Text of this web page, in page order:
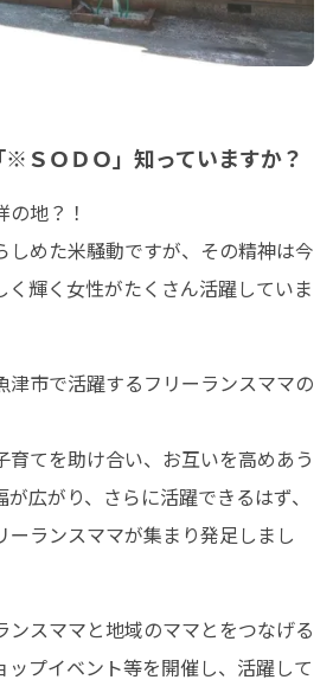
※ＳＯＤＯ」知っていますか？
地？！
しめた米騒動ですが、その精神は今
く輝く女性がたくさん活躍していま
津市で活躍するフリーランスママの
育てを助け合い、お互いを高めあう
広がり、さらに活躍できるはず、
ーランスママが集まり発足しまし
ンスママと地域のママとをつなげる
ップイベント等を開催し、活躍して